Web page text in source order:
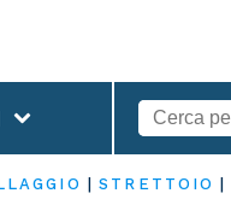
|STRETTOIO